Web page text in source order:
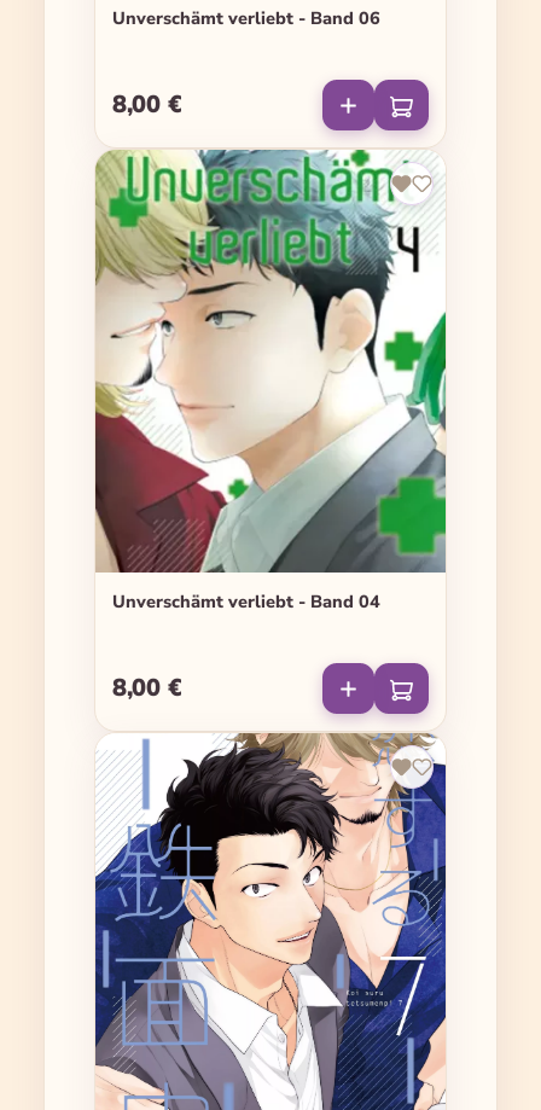
Unverschämt verliebt - Band 06
Regulärer Preis:
8,00 €
Unverschämt verliebt - Band 04
Regulärer Preis:
8,00 €